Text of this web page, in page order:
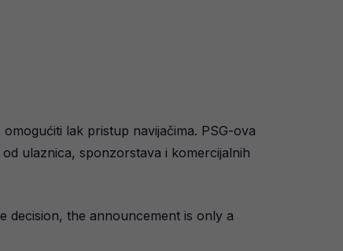
lak pristup navijačima. PSG-ova
ulaznica, sponzorstava i komercijalnih
decision, the announcement is only a